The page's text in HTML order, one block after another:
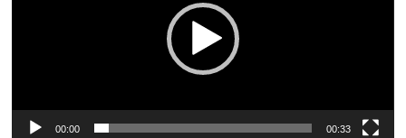
00:00 00:33